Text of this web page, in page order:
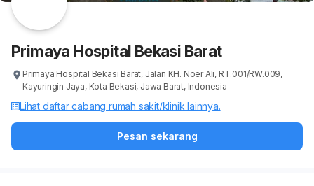
Primaya Hospital Bekasi Barat
Primaya Hospital Bekasi Barat, Jalan KH. Noer Ali, RT.001/RW.009,
Kayuringin Jaya, Kota Bekasi, Jawa Barat, Indonesia
Lihat daftar cabang rumah sakit/klinik lainnya.
Pesan sekarang